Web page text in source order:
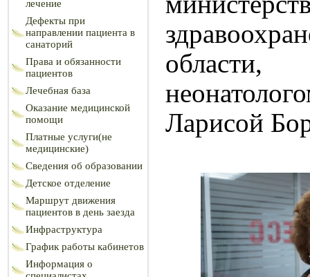
лечение
Дефекты при
направлении пациента в
санаторий
Права и обязанности
пациентов
Лечебная база
Оказание медицинской
помощи
Платные услуги(не
медицинские)
Сведения об образовании
Детское отделение
Маршрут движения
пациентов в день заезда
Инфраструктура
График работы кабинетов
Информация о
Ларисой